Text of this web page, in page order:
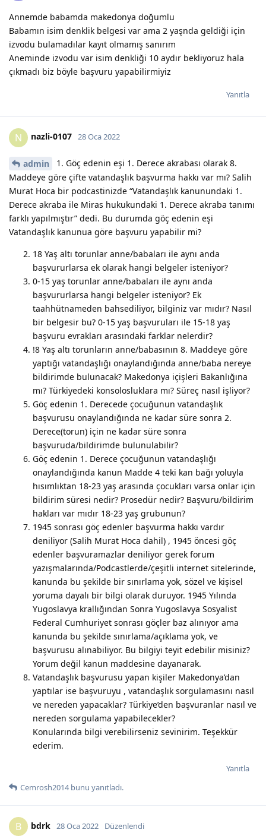
Annemde babamda makedonya doğumlu
Babamın isim denklik belgesi var ama 2 yaşnda geldiği için
izvodu bulamadılar kayıt olmamış sanırım
Aneminde izvodu var isim denkliği 10 aydır bekliyoruz hala
çıkmadı biz böyle başvuru yapabilirmiyiz
Yanıtla
N nazli-0107 28 Oca 2022
admin
1. Göç edenin eşi 1. Derece akrabası olarak 8.
Maddeye göre çifte vatandaşlık başvurma hakkı var mı? Salih
Murat Hoca bir podcastinizde “Vatandaşlık kanunundaki 1.
Derece akraba ile Miras hukukundaki 1. Derece akraba tanımı
farklı yapılmıştır” dedi. Bu durumda göç edenin eşi
Vatandaşlık kanunua göre başvuru yapabilir mi?
18 Yaş altı torunlar anne/babaları ile aynı anda
başvururlarsa ek olarak hangi belgeler isteniyor?
0-15 yaş torunlar anne/babaları ile aynı anda
başvururlarsa hangi belgeler isteniyor? Ek
taahhütnameden bahsediliyor, bilginiz var mıdır? Nasıl
bir belgesir bu? 0-15 yaş başvuruları ile 15-18 yaş
başvuru evrakları arasındaki farklar nelerdir?
!8 Yaş altı torunların anne/babasının 8. Maddeye göre
yaptığı vatandaşlığı onaylandığında anne/baba nereye
bildirimde bulunacak? Makedonya içişleri Bakanlığına
mı? Türkiyedeki konsolosluklara mı? Süreç nasıl işliyor?
Göç edenin 1. Derecede çocuğunun vatandaşlık
başvurusu onaylandığında ne kadar süre sonra 2.
Derece(torun) için ne kadar süre sonra
başvuruda/bildirimde bulunulabilir?
Göç edenin 1. Derece çocuğunun vatandaşlığı
onaylandığında kanun Madde 4 teki kan bağı yoluyla
hısımlıktan 18-23 yaş arasında çocukları varsa onlar için
bildirim süresi nedir? Prosedür nedir? Başvuru/bildirim
hakları var mıdır 18-23 yaş grubunun?
1945 sonrası göç edenler başvurma hakkı vardır
deniliyor (Salih Murat Hoca dahil) , 1945 öncesi göç
edenler başvuramazlar deniliyor gerek forum
yazışmalarında/Podcastlerde/çeşitli internet sitelerinde,
kanunda bu şekilde bir sınırlama yok, sözel ve kişisel
yoruma dayalı bir bilgi olarak duruyor. 1945 Yılında
Yugoslavya krallığından Sonra Yugoslavya Sosyalist
Federal Cumhuriyet sonrası göçler baz alınıyor ama
kanunda bu şekilde sınırlama/açıklama yok, ve
başvurusu alınabiliyor. Bu bilgiyi teyit edebilir misiniz?
Yorum değil kanun maddesine dayanarak.
Vatandaşlık başvurusu yapan kişiler Makedonya’dan
yaptılar ise başvuruyu , vatandaşlık sorgulamasını nasıl
ve nereden yapacaklar? Türkiye’den başvuranlar nasıl ve
nereden sorgulama yapabilecekler?
Konularında bilgi verebilirseniz sevinirim. Teşekkür
ederim.
Yanıtla
Cemrosh2014bunu yanıtladı.
B bdrk 28 Oca 2022 Düzenlendi